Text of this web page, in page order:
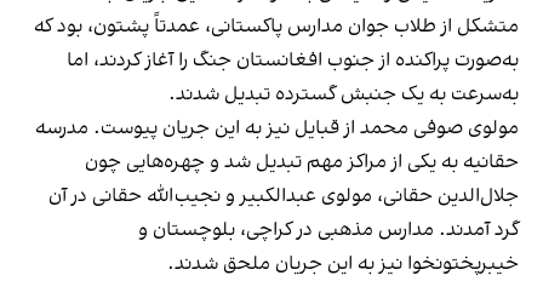
متشکل از طلاب جوان مدارس پاکستانی، عمدتاً پشتون، بود که
به‌صورت پراکنده از جنوب افغانستان جنگ را آغاز کردند، اما
به‌سرعت به یک جنبش گسترده تبدیل شدند.
مولوی صوفی محمد از قبایل نیز به این جریان پیوست. مدرسه
حقانیه به یکی از مراکز مهم تبدیل شد و چهره‌هایی چون
جلال‌الدین حقانی، مولوی عبدالکبیر و نجیب‌الله حقانی در آن
گرد آمدند. مدارس مذهبی در کراچی، بلوچستان و
خیبرپختونخوا نیز به این جریان ملحق شدند.